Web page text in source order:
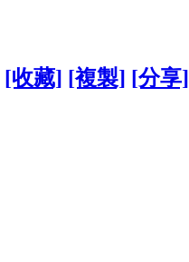
[收藏] [複製] [分享]